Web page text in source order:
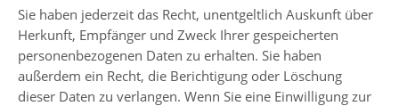
Sie haben jederzeit das Recht, unentgeltlich Auskunft über
Herkunft, Empfänger und Zweck Ihrer gespeicherten
personenbezogenen Daten zu erhalten. Sie haben
außerdem ein Recht, die Berichtigung oder Löschung
dieser Daten zu verlangen. Wenn Sie eine Einwilligung zur